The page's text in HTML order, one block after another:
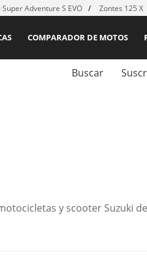
Super Adventure S EVO Zontes 125 X
COMPARADOR DE MOTOS
Buscar
y scooter Suzuki